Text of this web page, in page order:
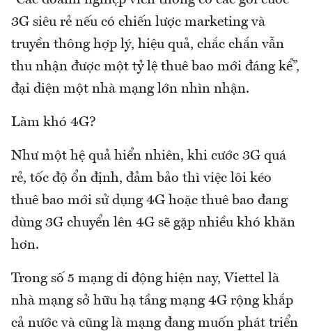
3G siêu rẻ nếu có chiến lược marketing và
truyền thông hợp lý, hiệu quả, chắc chắn vẫn
thu nhận được một tỷ lệ thuê bao mới đáng kể”,
đại diện một nhà mạng lớn nhìn nhận.
Làm khó 4G?
Như một hệ quả hiển nhiên, khi cước 3G quá
rẻ, tốc độ ổn định, đảm bảo thì việc lôi kéo
thuê bao mới sử dụng 4G hoặc thuê bao đang
dùng 3G chuyển lên 4G sẽ gặp nhiều khó khăn
hơn.
Trong số 5 mạng di động hiện nay, Viettel là
nhà mạng sở hữu hạ tầng mạng 4G rộng khắp
cả nước và cũng là mạng đang muốn phát triển